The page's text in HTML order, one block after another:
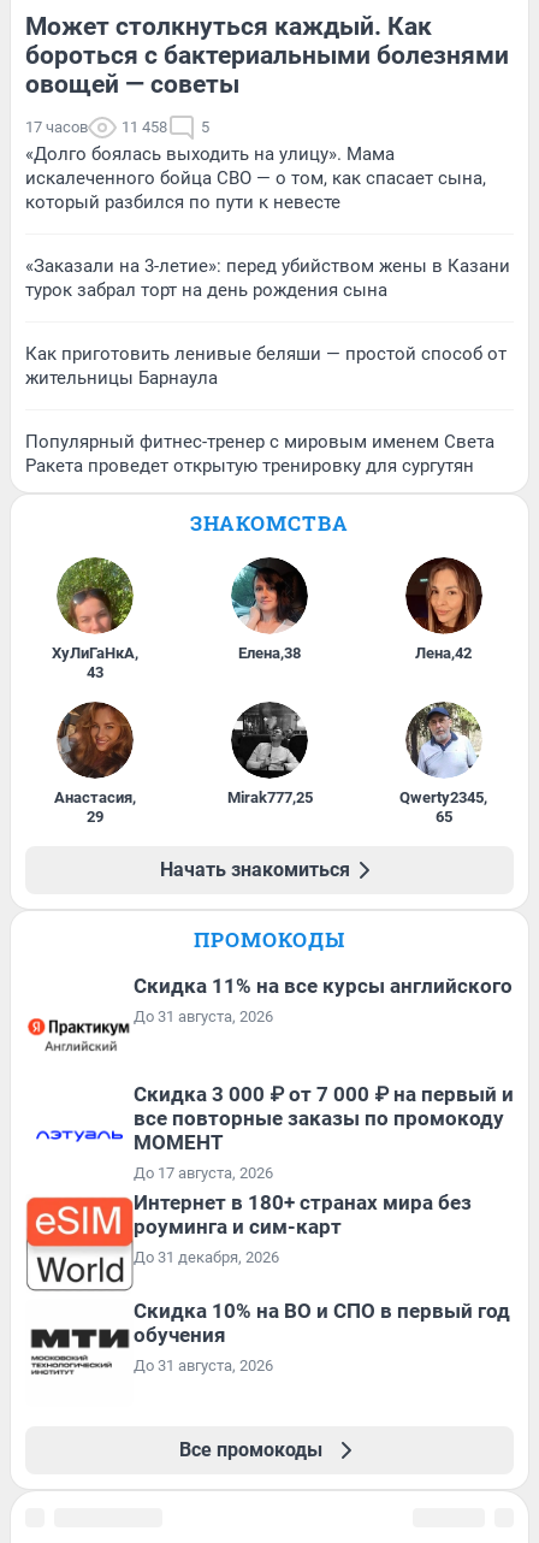
Может столкнуться каждый. Как
бороться с бактериальными болезнями
овощей — советы
17 часов 11 458 5
«Долго боялась выходить на улицу». Мама
искалеченного бойца СВО — о том, как спасает сына,
который разбился по пути к невесте
«Заказали на 3-летие»: перед убийством жены в Казани
турок забрал торт на день рождения сына
Как приготовить ленивые беляши — простой способ от
жительницы Барнаула
Популярный фитнес-тренер с мировым именем Света
Ракета проведет открытую тренировку для сургутян
ЗНАКОМСТВА
ХуЛиГаНкА,
43
Елена,38 Лена,42
Анастасия,
29
Mirak777,25 Qwerty2345,
65
Начать знакомиться
ПРОМОКОДЫ
Скидка 11% на все курсы английского
До 31 августа, 2026
Скидка 3 000 ₽ от 7 000 ₽ на первый и
все повторные заказы по промокоду
МОМЕНТ
До 17 августа, 2026
Интернет в 180+ странах мира без
роуминга и сим-карт
До 31 декабря, 2026
Скидка 10% на ВО и СПО в первый год
обучения
До 31 августа, 2026
Все промокоды